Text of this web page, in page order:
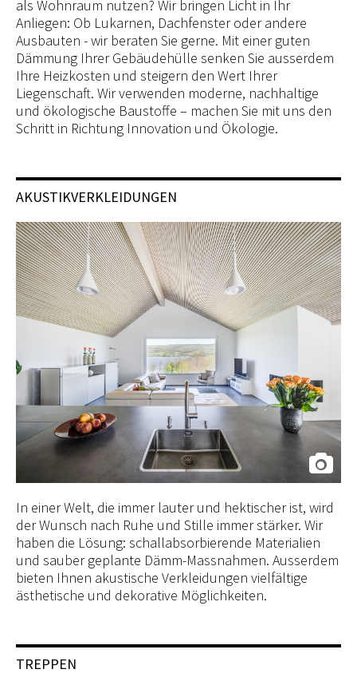
als Wohnraum nutzen? Wir bringen Licht in Ihr
Anliegen: Ob Lukarnen, Dachfenster oder andere
Ausbauten - wir beraten Sie gerne. Mit einer guten
Dämmung Ihrer Gebäudehülle senken Sie ausserdem
Ihre Heizkosten und steigern den Wert Ihrer
Liegenschaft. Wir verwenden moderne, nachhaltige
und ökologische Baustoffe – machen Sie mit uns den
Schritt in Richtung Innovation und Ökologie.
AKUSTIKVERKLEIDUNGEN
In einer Welt, die immer lauter und hektischer ist, wird
der Wunsch nach Ruhe und Stille immer stärker. Wir
haben die Lösung: schallabsorbierende Materialien
und sauber geplante Dämm-Massnahmen. Ausserdem
bieten Ihnen akustische Verkleidungen vielfältige
ästhetische und dekorative Möglichkeiten.
TREPPEN